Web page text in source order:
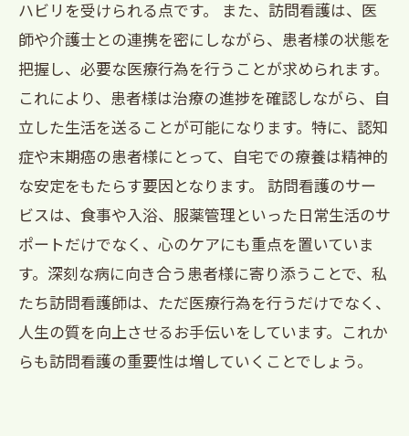
ハビリを受けられる点です。 また、訪問看護は、医
師や介護士との連携を密にしながら、患者様の状態を
把握し、必要な医療行為を行うことが求められます。
これにより、患者様は治療の進捗を確認しながら、自
立した生活を送ることが可能になります。特に、認知
症や末期癌の患者様にとって、自宅での療養は精神的
な安定をもたらす要因となります。 訪問看護のサー
ビスは、食事や入浴、服薬管理といった日常生活のサ
ポートだけでなく、心のケアにも重点を置いていま
す。深刻な病に向き合う患者様に寄り添うことで、私
たち訪問看護師は、ただ医療行為を行うだけでなく、
人生の質を向上させるお手伝いをしています。これか
らも訪問看護の重要性は増していくことでしょう。